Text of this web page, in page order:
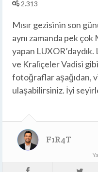
2.313
Mısır gezisinin son
aynı zamanda pek çok
yapan
ve Kraliçeler Vadisi
fotoğraflar aşağıdan,
ulaşabilirsiniz. İyi
F1R4T